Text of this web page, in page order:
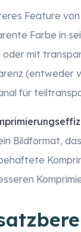
Feature
Farbe in
oder mit
(entweder
für
Bildformat,